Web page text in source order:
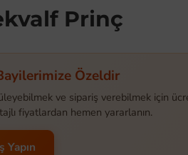
Prinç
Özeldir
ve sipariş verebilmek için
fiyatlardan hemen yararlanın.
Yapın